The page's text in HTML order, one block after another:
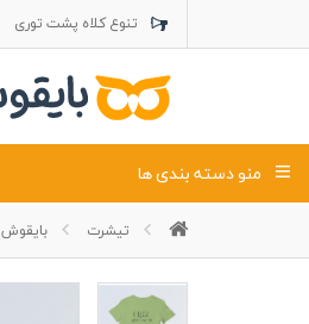
تنوع کلاه پشت توری
تنوع کلاه کتان
تنوع تراول ماک
منو دسته بندی ها
تیشرت بایقوش